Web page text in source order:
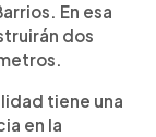
En esa
dos
tiene una
en la